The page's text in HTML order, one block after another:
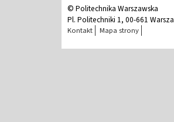
© Politechnika Warszawska
Pl. Politechniki 1, 00-661
Kontakt Mapa strony